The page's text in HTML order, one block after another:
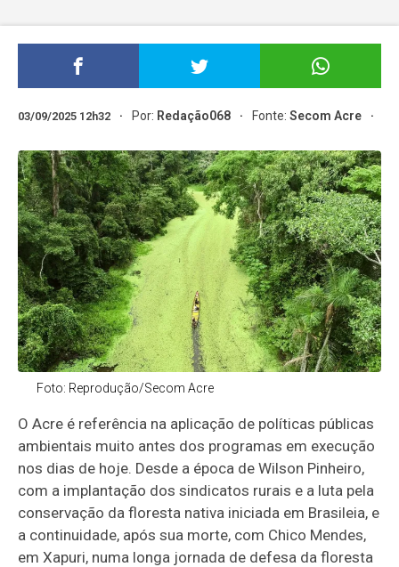
03/09/2025 12h32 Por: Redação068 Fonte:Secom Acre
Foto: Reprodução/Secom Acre
O Acre é referência na aplicação de políticas públicas
ambientais muito antes dos programas em execução
nos dias de hoje. Desde a época de Wilson Pinheiro,
com a implantação dos sindicatos rurais e a luta pela
conservação da floresta nativa iniciada em Brasileia, e
a continuidade, após sua morte, com Chico Mendes,
em Xapuri, numa longa jornada de defesa da floresta